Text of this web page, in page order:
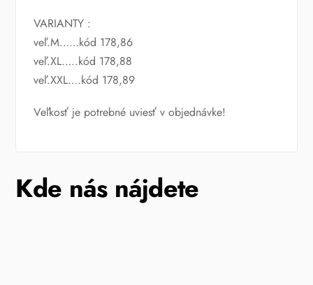
VARIANTY :
veľ.M……kód 178,86
veľ.XL…..kód 178,88
veľ.XXL….kód 178,89
Veľkosť je potrebné uviesť v objednávke!
Kde nás nájdete